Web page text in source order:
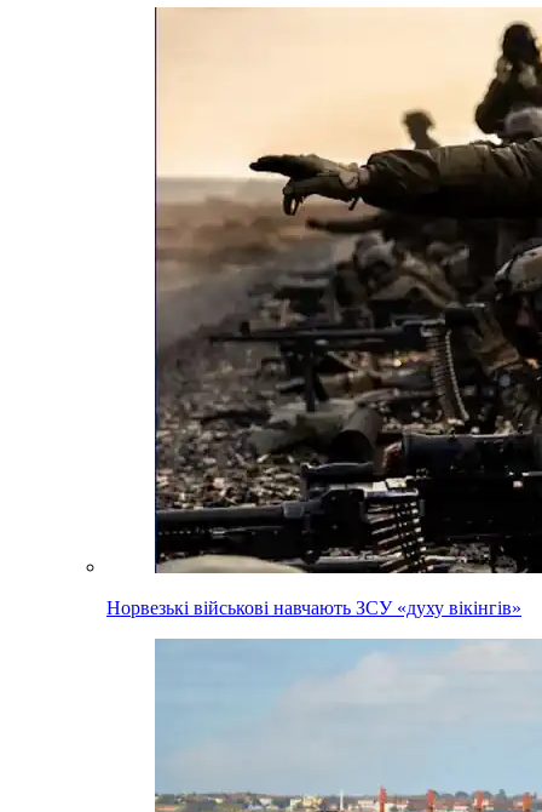
Норвезькі військові навчають ЗСУ «духу вікінгів»